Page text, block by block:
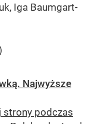
Iga Baumgart-
Najwyższe
strony podczas